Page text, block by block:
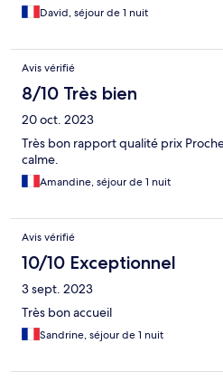
David, séjour de 1 nuit
Avis vérifié
8/10 Très bien
20 oct. 2023
Très bon rapport qualité prix
calme.
Amandine, séjour de 1 nuit
Avis vérifié
10/10 Exceptionnel
3 sept. 2023
Très bon accueil
Sandrine, séjour de 1 nuit